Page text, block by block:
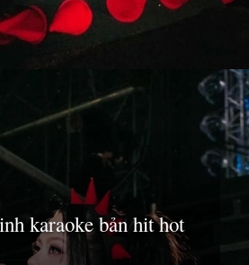
tlinh
karaoke bản hit hot